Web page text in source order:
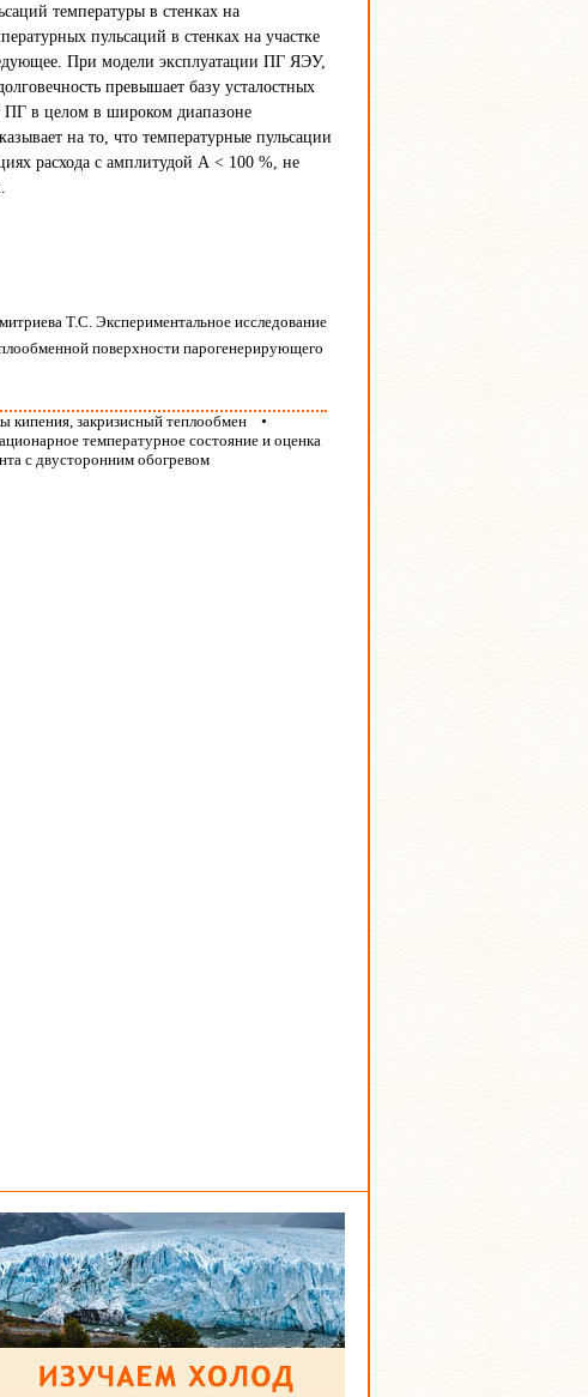
температуры в стенках на
пульсаций в стенках на участке
При модели эксплуатации ПГ ЯЭУ,
превышает базу усталостных
ПГ в целом в широком диапазоне
на то, что температурные пульсации
расхода с амплитудой А < 100 %, не
Т.С. Экспериментальное исследование
поверхности парогенерирующего
закризисный теплообмен •
температурное состояние и оценка
с двусторонним обогревом